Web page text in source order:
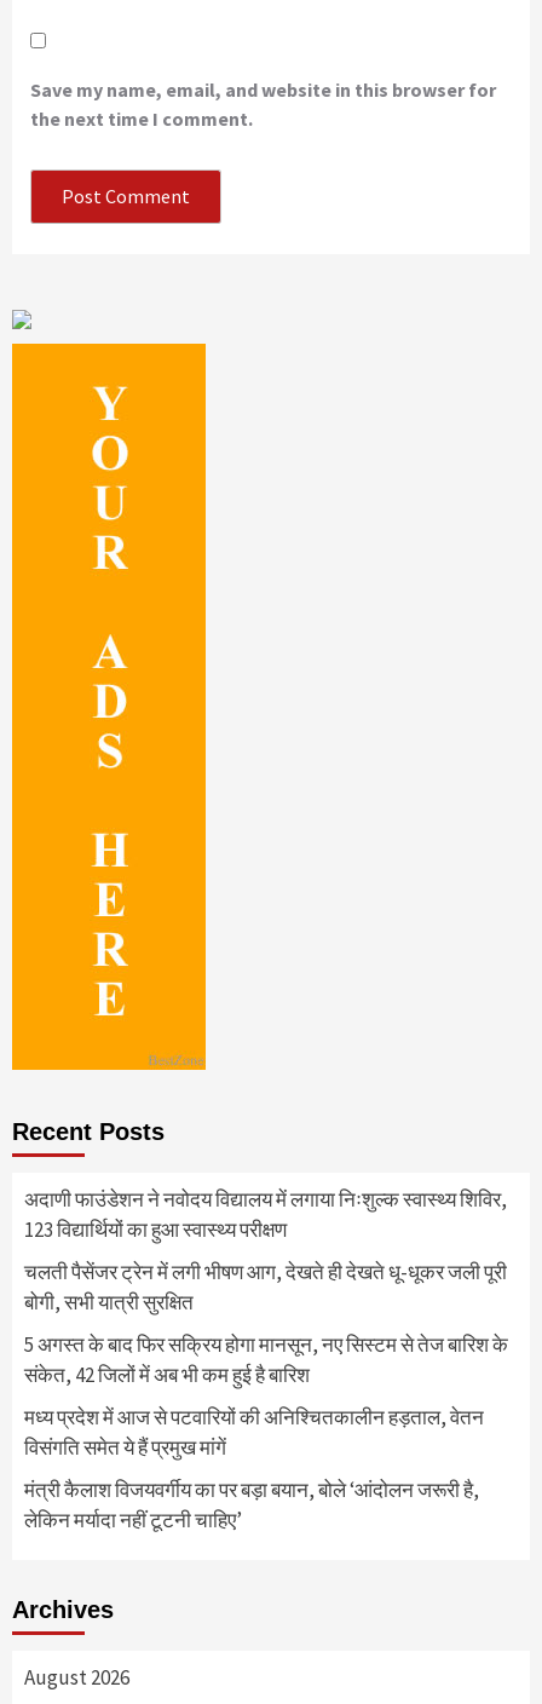
Save my name, email, and website in this browser for
the next time I comment.
Recent Posts
अदाणी फाउंडेशन ने नवोदय विद्यालय में लगाया निःशुल्क स्वास्थ्य शिविर,
123 विद्यार्थियों का हुआ स्वास्थ्य परीक्षण
चलती पैसेंजर ट्रेन में लगी भीषण आग, देखते ही देखते धू-धूकर जली पूरी
बोगी, सभी यात्री सुरक्षित
5 अगस्त के बाद फिर सक्रिय होगा मानसून, नए सिस्टम से तेज बारिश के
संकेत, 42 जिलों में अब भी कम हुई है बारिश
मध्य प्रदेश में आज से पटवारियों की अनिश्चितकालीन हड़ताल, वेतन
विसंगति समेत ये हैं प्रमुख मांगें
मंत्री कैलाश विजयवर्गीय का पर बड़ा बयान, बोले ‘आंदोलन जरूरी है,
लेकिन मर्यादा नहीं टूटनी चाहिए’
Archives
August 2026